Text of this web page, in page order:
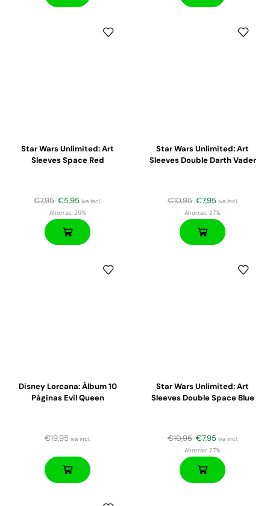
Star Wars Unlimited: Art
Sleeves Space Red
€7,95 €5,95 iva incl.
Ahorras:25%
Star Wars Unlimited: Art
Sleeves Double Darth Vader
€10,95 €7,95 iva incl.
Ahorras: 27%
Disney Lorcana: Álbum 10
Páginas Evil Queen
€19,95 iva incl.
Star Wars Unlimited: Art
Sleeves Double Space Blue
€10,95 €7,95 iva incl.
Ahorras: 27%